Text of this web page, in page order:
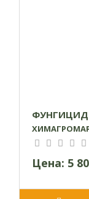
ФУНГИЦИД
Цена: 5